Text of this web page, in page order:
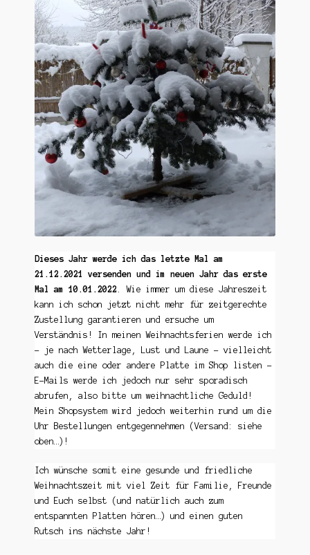
Dieses Jahr werde ich das letzte Mal am
21.12.2021 versenden und im neuen Jahr das erste
Mal am 10.01.2022. Wie immer um diese Jahreszeit
kann ich schon jetzt nicht mehr für zeitgerechte
Zustellung garantieren und ersuche um
Verständnis! In meinen Weihnachtsferien werde ich
– je nach Wetterlage, Lust und Laune – vielleicht
auch die eine oder andere Platte im Shop listen –
E-Mails werde ich jedoch nur sehr sporadisch
abrufen, also bitte um weihnachtliche Geduld!
Mein Shopsystem wird jedoch weiterhin rund um die
Uhr Bestellungen entgegennehmen (Versand: siehe
oben…)!
Ich wünsche somit eine gesunde und friedliche
Weihnachtszeit mit viel Zeit für Familie, Freunde
und Euch selbst (und natürlich auch zum
entspannten Platten hören…) und einen guten
Rutsch ins nächste Jahr!